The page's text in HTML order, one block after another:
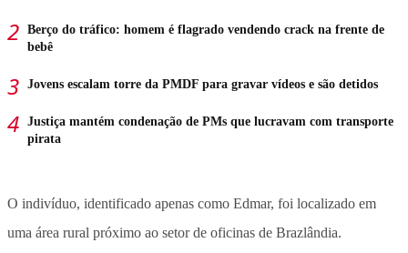
Berço do tráfico: homem é flagrado vendendo crack na frente de
bebê
Jovens escalam torre da PMDF para gravar vídeos e são detidos
Justiça mantém condenação de PMs que lucravam com transporte
pirata
O indivíduo, identificado apenas como Edmar, foi localizado em
uma área rural próximo ao setor de oficinas de Brazlândia.